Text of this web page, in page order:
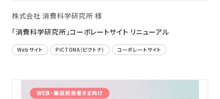
株式会社 消費科学研究所 様
「消費科学研究所」コーポレートサイト リニューアル
Webサイト PICTONA（ピクトナ） コーポレートサイト